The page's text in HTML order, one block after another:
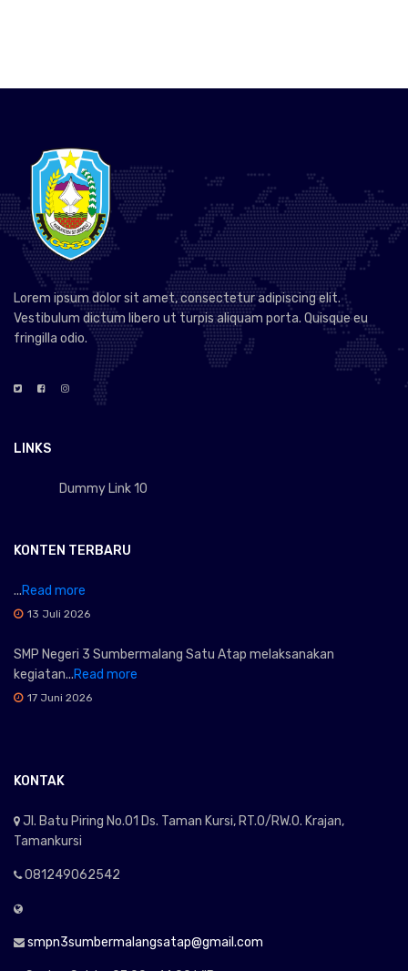
Lorem ipsum dolor sit amet, consectetur adipiscing elit.
Vestibulum dictum libero ut turpis aliquam porta. Quisque eu
fringilla odio.
LINKS
Dummy Link 10
KONTEN TERBARU
...Read more
13 Juli 2026
SMP Negeri 3 Sumbermalang Satu Atap melaksanakan
kegiatan...Read more
17 Juni 2026
KONTAK
Jl. Batu Piring No.01 Ds. Taman Kursi, RT.0/RW.0. Krajan,
Tamankursi
081249062542
smpn3sumbermalangsatap@gmail.com